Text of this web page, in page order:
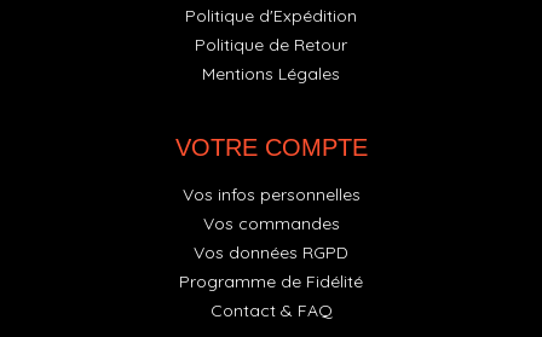
Politique d'Expédition
Politique de Retour
Mentions Légales
VOTRE COMPTE
Vos infos personnelles
Vos commandes
Vos données RGPD
Programme de Fidélité
Contact & FAQ